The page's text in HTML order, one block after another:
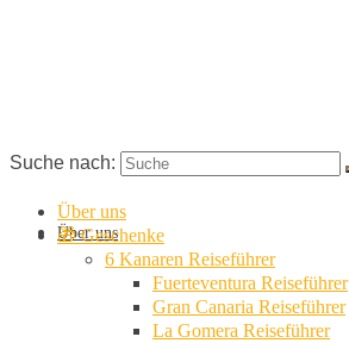
Über uns
Suche nach:
Über uns
🎁 Geschenke
6 Kanaren Reiseführer
Fuerteventura Reiseführer
Gran Canaria Reiseführer
La Gomera Reiseführer